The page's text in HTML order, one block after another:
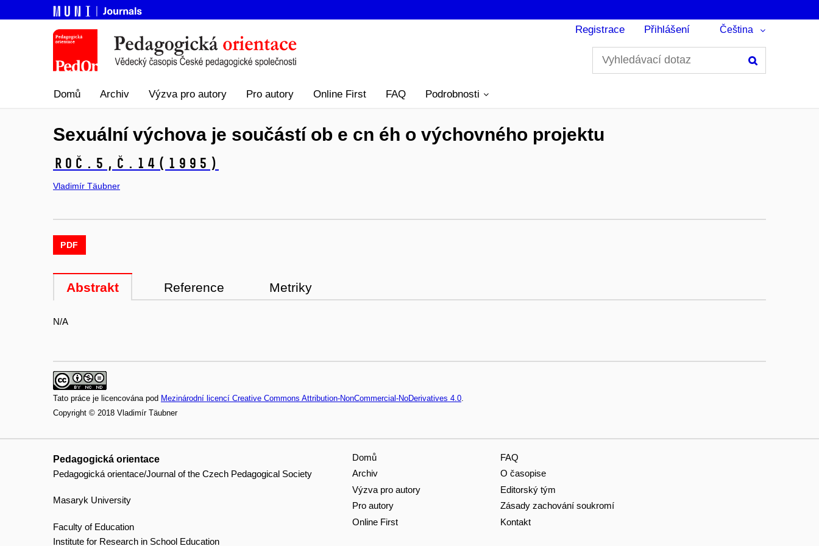
Registrace Přihlášení Čeština
Domů Archiv Výzva pro autory Pro autory Online First FAQ Podrobnosti
Sexuální výchova je součástí ob e cn éh o výchovného projektu
Roč.5, č.14 (1995)
Vladimír Täubner
PDF
Abstrakt Reference Metriky
N/A
Tato práce je licencována pod Mezinárodní licencí Creative Commons Attribution-NonCommercial-NoDerivatives 4.0.
Copyright © 2018 Vladimír Täubner
Pedagogická orientace
Pedagogická orientace/Journal of the Czech Pedagogical Society
Masaryk University
Faculty of Education
Institute for Research in School Education
Domů
Archiv
Výzva pro autory
Pro autory
Online First
FAQ
O časopise
Editorský tým
Zásady zachování soukromí
Kontakt